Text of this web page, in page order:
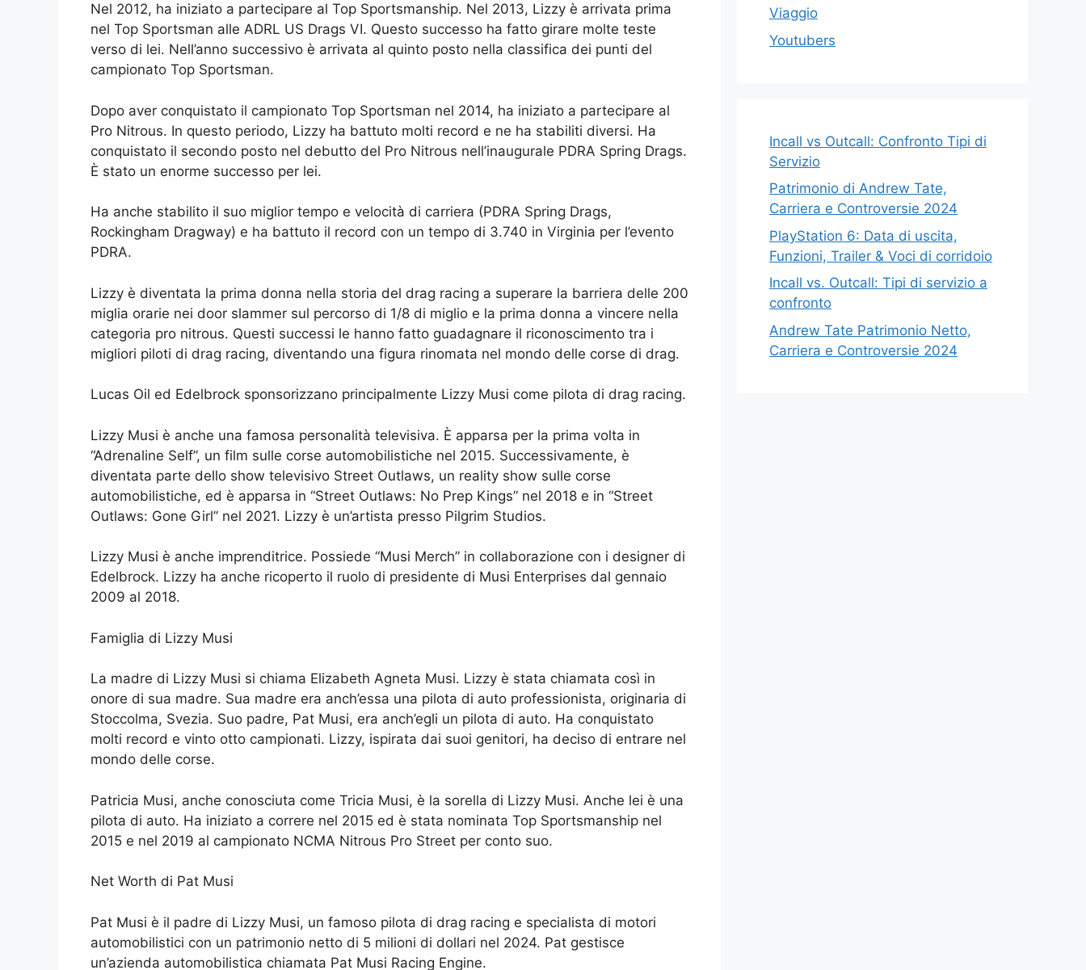
Nel 2012, ha iniziato a partecipare al Top Sportsmanship. Nel 2013, Lizzy è arrivata prima
nel Top Sportsman alle ADRL US Drags VI. Questo successo ha fatto girare molte teste
verso di lei. Nell’anno successivo è arrivata al quinto posto nella classifica dei punti del
campionato Top Sportsman.
Dopo aver conquistato il campionato Top Sportsman nel 2014, ha iniziato a partecipare al
Pro Nitrous. In questo periodo, Lizzy ha battuto molti record e ne ha stabiliti diversi. Ha
conquistato il secondo posto nel debutto del Pro Nitrous nell’inaugurale PDRA Spring Drags.
È stato un enorme successo per lei.
Ha anche stabilito il suo miglior tempo e velocità di carriera (PDRA Spring Drags,
Rockingham Dragway) e ha battuto il record con un tempo di 3.740 in Virginia per l’evento
PDRA.
Lizzy è diventata la prima donna nella storia del drag racing a superare la barriera delle 200
miglia orarie nei door slammer sul percorso di 1/8 di miglio e la prima donna a vincere nella
categoria pro nitrous. Questi successi le hanno fatto guadagnare il riconoscimento tra i
migliori piloti di drag racing, diventando una figura rinomata nel mondo delle corse di drag.
Lucas Oil ed Edelbrock sponsorizzano principalmente Lizzy Musi come pilota di drag racing.
Lizzy Musi è anche una famosa personalità televisiva. È apparsa per la prima volta in
“Adrenaline Self”, un film sulle corse automobilistiche nel 2015. Successivamente, è
diventata parte dello show televisivo Street Outlaws, un reality show sulle corse
automobilistiche, ed è apparsa in “Street Outlaws: No Prep Kings” nel 2018 e in “Street
Outlaws: Gone Girl” nel 2021. Lizzy è un’artista presso Pilgrim Studios.
Lizzy Musi è anche imprenditrice. Possiede “Musi Merch” in collaborazione con i designer di
Edelbrock. Lizzy ha anche ricoperto il ruolo di presidente di Musi Enterprises dal gennaio
2009 al 2018.
Famiglia di Lizzy Musi
La madre di Lizzy Musi si chiama Elizabeth Agneta Musi. Lizzy è stata chiamata così in
onore di sua madre. Sua madre era anch’essa una pilota di auto professionista, originaria di
Stoccolma, Svezia. Suo padre, Pat Musi, era anch’egli un pilota di auto. Ha conquistato
molti record e vinto otto campionati. Lizzy, ispirata dai suoi genitori, ha deciso di entrare nel
mondo delle corse.
Patricia Musi, anche conosciuta come Tricia Musi, è la sorella di Lizzy Musi. Anche lei è una
pilota di auto. Ha iniziato a correre nel 2015 ed è stata nominata Top Sportsmanship nel
2015 e nel 2019 al campionato NCMA Nitrous Pro Street per conto suo.
Net Worth di Pat Musi
Pat Musi è il padre di Lizzy Musi, un famoso pilota di drag racing e specialista di motori
automobilistici con un patrimonio netto di 5 milioni di dollari nel 2024. Pat gestisce
un’azienda automobilistica chiamata Pat Musi Racing Engine.
Viaggio
Youtubers
Incall vs Outcall: Confronto Tipi di
Servizio
Patrimonio di Andrew Tate,
Carriera e Controversie 2024
PlayStation 6: Data di uscita,
Funzioni, Trailer & Voci di corridoio
Incall vs. Outcall: Tipi di servizio a
confronto
Andrew Tate Patrimonio Netto,
Carriera e Controversie 2024